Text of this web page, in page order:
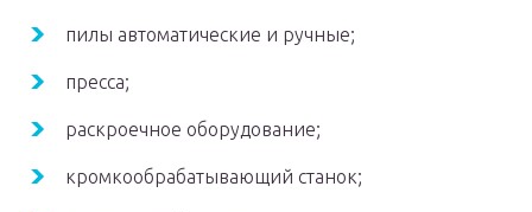
пилы автоматические и ручные;
пресса;
раскроечное оборудование;
кромкообрабатывающий станок;